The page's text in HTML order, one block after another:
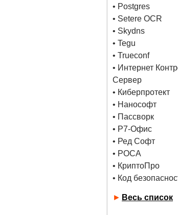
• Postgres
• Setere OCR
• Skydns
• Tegu
• Trueconf
• Интернет
Сервер
• Киберпротект
• Нанософт
• Пассворк
• Р7-Офис
• Ред Софт
• РОСА
• КриптоПро
• Код
► Весь список